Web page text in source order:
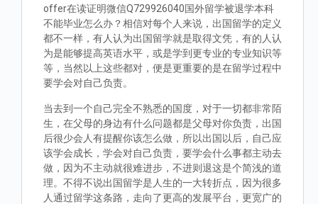
offer在读证明微信Q729926040国外留学被退学本科
不能毕业怎么办？相信对每个人来说，出国留学的定义
都不一样，有人认为出国留学就是取得文凭，有的人认
为是能够提高英语水平，或是学到更专业的专业知识等
等，当然以上这些都对，便是更重要的是在留学过程中
要学会对自己负责。
当去到一个自己完全不熟悉的国度，对于一切都非常陌
生，在父母的身边有什么问题都是父母对你负责，出国
后很少会人有提醒你该怎么做，所以出国以后，自己应
该学会成长，学会对自己负责，要学会什么事都主动去
做，因为不主动就很难进步，不进则退这是个简浅的道
理。不得不说出国留学是人生的一大转折点，因为很多
人通过留学这条路，走向了更高的发展平台，更宽广的